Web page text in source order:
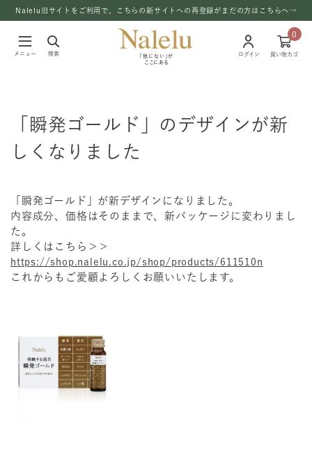
Nalelu旧サイトをご利用で、こちらの新サイトへの再登録がまだの方はこちらへ→
メニュー 検索
「他にない」が
ここにある
ログイン
0
買い物カゴ
「瞬発ゴールド」のデザインが新
しくなりました
「瞬発ゴールド」が新デザインになりました。
内容成分、価格はそのままで、新パッケージに変わりまし
た。
詳しくはこちら＞＞
https://shop.nalelu.co.jp/shop/products/611510n
これからもご愛顧よろしくお願いいたします。